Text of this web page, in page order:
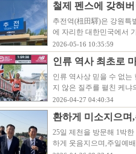
철제 펜스에 갖혀
추전역(杻田驛)은 강원특
에 자리한 대한민국에서
2026-05-16 10:35:59
인류 역사 최초로
인류 역사상 믿을 수 없는
지 않은 질주를 펼친 케
2026-04-27 04:40:34
환하게 미소지으
25일 제천을 방문해 1박
하게 웃음지으며,주일예